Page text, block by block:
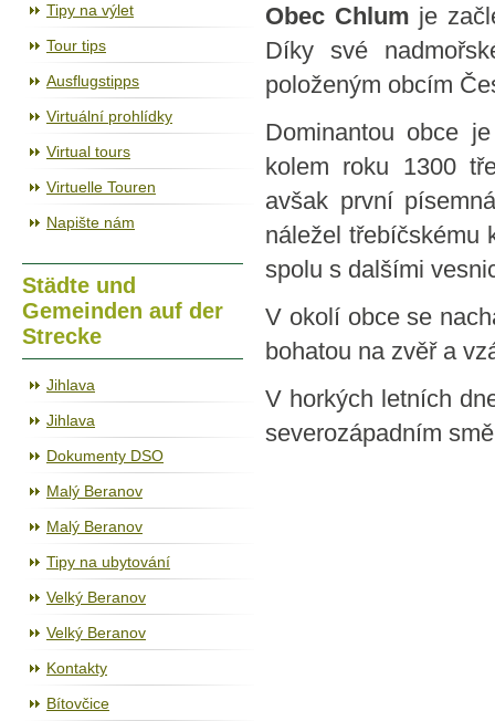
Tipy na výlet
Tour tips
Ausflugstipps
Virtuální prohlídky
Virtual tours
Virtuelle Touren
Napište nám
Städte und
Gemeinden auf der
Strecke
Jihlava
Jihlava
Dokumenty DSO
Malý Beranov
Malý Beranov
Tipy na ubytování
Velký Beranov
Velký Beranov
Kontakty
Bítovčice
Obec Chlum je
Díky své
položeným obcím
Dominantou obce
kolem roku 1300
avšak první
náležel třebíčskému
spolu s dalšími
V okolí obce se
bohatou na zvěř a
V horkých letních
severozápadním